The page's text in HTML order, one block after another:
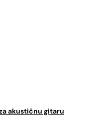
akustičnu gitaru